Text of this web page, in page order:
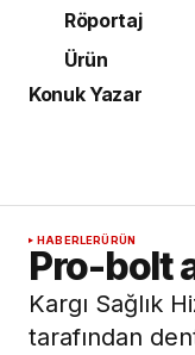
Röportaj
Ürün
Konuk Yazar
HABERLERÜRÜN
Pro-bolt
Kargı Sağlık
tarafından